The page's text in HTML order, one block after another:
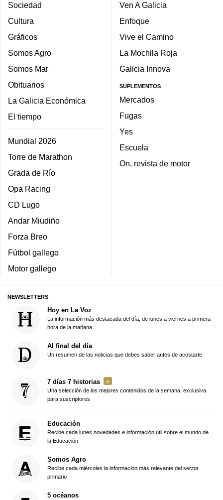
Sociedad
Cultura
Gráficos
Somos Agro
Somos Mar
Obituarios
La Galicia Económica
El tiempo
Mundial 2026
Torre de Marathon
Grada de Río
Opa Racing
CD Lugo
Andar Miudiño
Forza Breo
Fútbol gallego
Motor gallego
Ven A Galicia
Enfoque
Vive el Camino
La Mochila Roja
Galicia Innova
SUPLEMENTOS
Mercados
Fugas
Yes
Escuela
On, revista de motor
NEWSLETTERS
Hoy en La Voz
La información más destacada del día, de lunes a viernes a primera
hora de la mañana
Al final del día
Un resumen de las noticias que debes saber antes de acostarte
7 días 7 historias
Una selección de los mejores contenidos de la semana, exclusiva
para suscriptores
Educación
Recibe cada lunes novedades e información útil sobre el mundo de
la Educación
Somos Agro
Recibe cada miércoles la información más relevante del sector
primario
5 océanos